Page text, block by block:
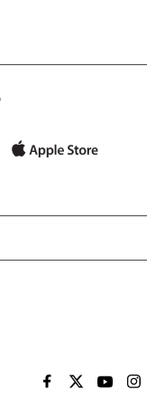
EL PAÍS BRASIL EN
EL PAÍSEL PAÍS
EL